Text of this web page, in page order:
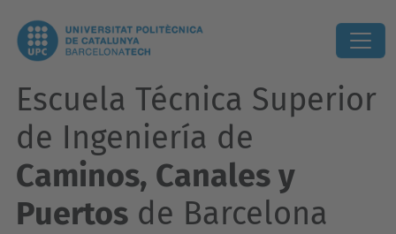
Escuela Técnica Superior
de Ingeniería de
Caminos, Canales y
Puertos de Barcelona